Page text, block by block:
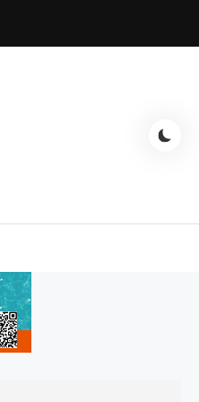
showbizz, podcast, chismes y